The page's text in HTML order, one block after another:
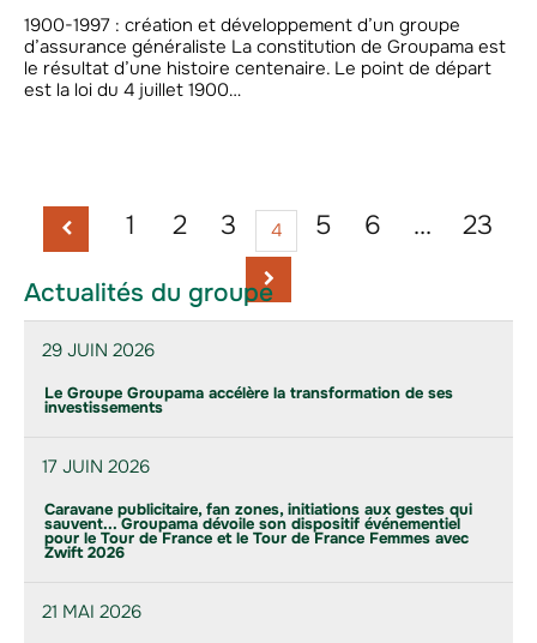
1900-1997 : création et développement d’un groupe
d’assurance généraliste La constitution de Groupama est
le résultat d’une histoire centenaire. Le point de départ
est la loi du 4 juillet 1900…
1 2 3 4 5 6 … 23
Actualités du groupe
29 JUIN 2026
Le Groupe Groupama accélère la transformation de ses
investissements
17 JUIN 2026
Caravane publicitaire, fan zones, initiations aux gestes qui
sauvent... Groupama dévoile son dispositif événementiel
pour le Tour de France et le Tour de France Femmes avec
Zwift 2026
21 MAI 2026